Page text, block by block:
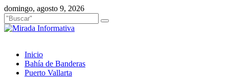
Saltar
al
contenido
domingo, agosto 9, 2026
Inicio
Bahía de Banderas
Puerto Vallarta